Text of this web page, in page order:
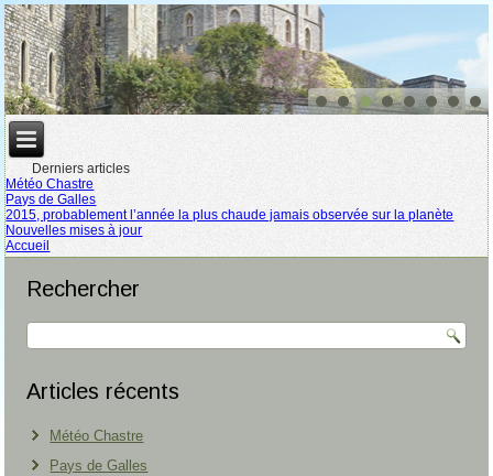
Derniers articles
Météo Chastre
Pays de Galles
2015, probablement l’année la plus chaude jamais observée sur la planète
Nouvelles mises à jour
Accueil
Rechercher
Articles récents
Météo Chastre
Pays de Galles